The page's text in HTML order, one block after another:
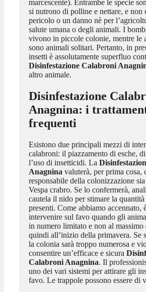
marcescente). Entrambe le specie
si nutrono di polline e nettare, e non
pericolo o un danno nè per
salute umana o degli animali. I
vivono in piccole colonie, mentre le
sono animali solitari. Pertanto, in
insetti è assolutamente superfluo
Disinfestazione Calabroni
altro animale.
Disinfestazione
Anagnina: i
frequenti
Esistono due principali mezzi di
calabroni: il piazzamento di esche,
l’uso di insetticidi. La
Anagnina valuterà, per prima cosa,
responsabile della colonizzazione
Vespa crabro. Se lo confermerà,
cautela il nido per stimare la
presenti. Come abbiamo accennato,
intervenire sul favo quando gli
in numero limitato e non al massimo
quindi all’inizio della primavera. Se
la colonia sarà troppo numerosa e
consentire un’efficace e sicura
Calabroni Anagnina. Il
uno dei vari sistemi per attirare gli
favo. Le trappole possono essere di